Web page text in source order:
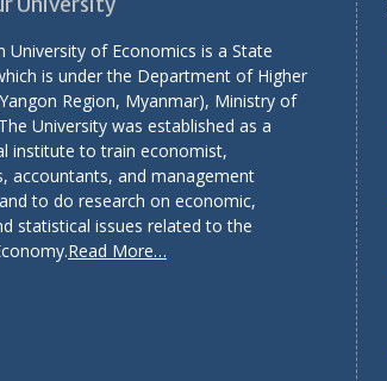
University of Economics is a State
is under the Department of Higher
Region, Myanmar), Ministry of
University was established as a
institute to train economist,
accountants, and management
to do research on economic,
statistical issues related to the
Read More…